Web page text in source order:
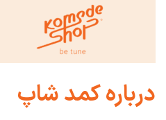
درباره کمد شاپ